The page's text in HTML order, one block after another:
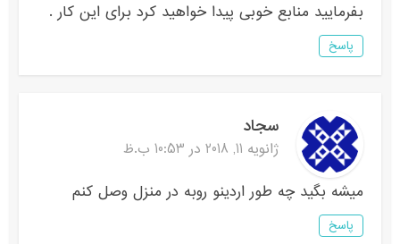
بفرمایید منابع خوبی پیدا خواهید کرد برای این کار .
پاسخ
سجاد
ژانویه 11, 2018 در 10:53 ب.ظ
میشه بگید چه طور اردینو روبه در منزل وصل کنم
پاسخ